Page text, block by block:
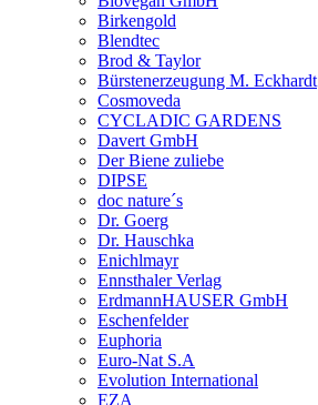
Birkengold
Blendtec
Brod & Taylor
Bürstenerzeugung M. Eckhardt
Cosmoveda
CYCLADIC GARDENS
Davert GmbH
Der Biene zuliebe
DIPSE
doc nature´s
Dr. Goerg
Dr. Hauschka
Enichlmayr
Ennsthaler Verlag
ErdmannHAUSER GmbH
Eschenfelder
Euphoria
Euro-Nat S.A
Evolution International
EZA